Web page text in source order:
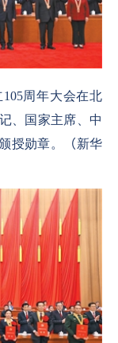
105周年大会在北
、国家主席、中
授勋章。
（新华